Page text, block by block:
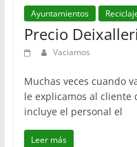
Ayuntamientos
Precio
Vaciamos
Muchas veces cuando
le explicamos al
incluye el personal el
Leer más